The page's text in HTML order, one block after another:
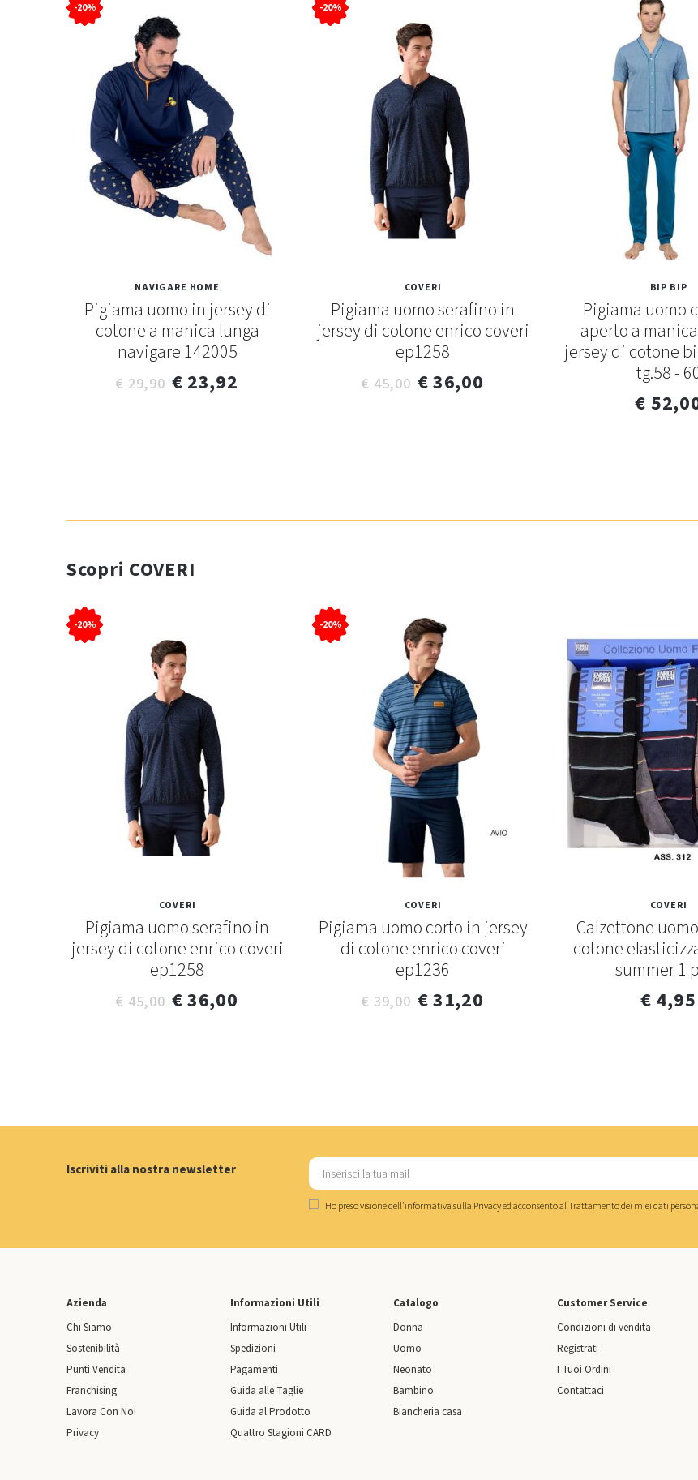
-20%
NAVIGARE HOME
Pigiama uomo in jersey di
cotone a manica lunga
navigare 142005
€ 29,90 € 23,92
-20%
COVERI
Pigiama uomo serafino in
jersey di cotone enrico coveri
ep1258
€ 45,00 € 36,00
BIP BIP
Pigiama uomo
aperto a
jersey di cotone
tg.58 -
€
Scopri COVERI
-20%
COVERI
Pigiama uomo serafino in
jersey di cotone enrico coveri
ep1258
€ 45,00 € 36,00
-20%
COVERI
Pigiama uomo corto in jersey
di cotone enrico coveri
ep1236
€ 39,00 € 31,20
COVERI
Calzettone
cotone
summer 1
€ 4,95
Iscriviti alla nostra newsletter
Ho preso visione dell'informativa sulla Privacyed acconsento alTrattamento dei miei dati
Azienda
Chi Siamo
Sostenibilità
Punti Vendita
Franchising
Lavora Con Noi
Privacy
Informazioni Utili
Informazioni Utili
Spedizioni
Pagamenti
Guida alle Taglie
Guida al Prodotto
Quattro Stagioni CARD
Catalogo
Donna
Uomo
Neonato
Bambino
Biancheria casa
Customer Service
Condizioni di vendita
Registrati
I Tuoi Ordini
Contattaci